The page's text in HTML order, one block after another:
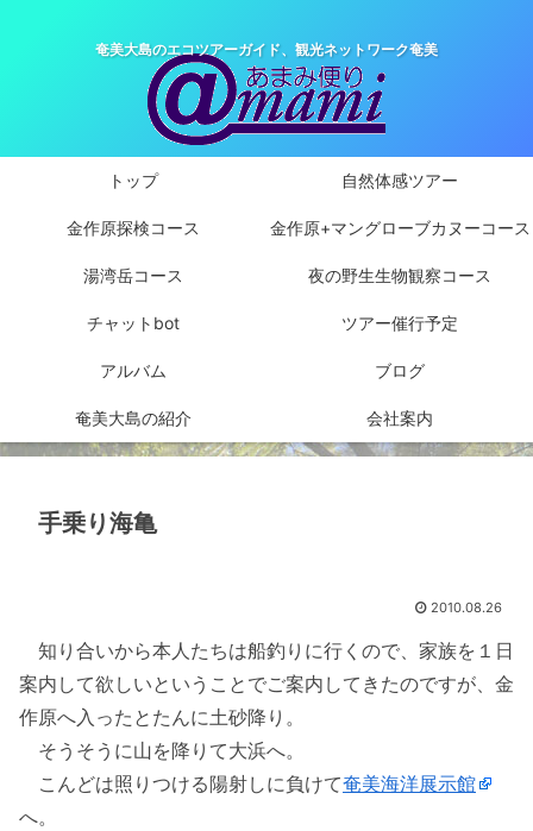
奄美大島のエコツアーガイド、観光ネットワーク奄美
トップ 自然体感ツアー
金作原探検コース 金作原+マングローブカヌーコース
湯湾岳コース 夜の野生生物観察コース
チャットbot ツアー催行予定
アルバム ブログ
奄美大島の紹介 会社案内
手乗り海亀
2010.08.26
知り合いから本人たちは船釣りに行くので、家族を１日
案内して欲しいということでご案内してきたのですが、金
作原へ入ったとたんに土砂降り。
そうそうに山を降りて大浜へ。
こんどは照りつける陽射しに負けて奄美海洋展示館
へ。